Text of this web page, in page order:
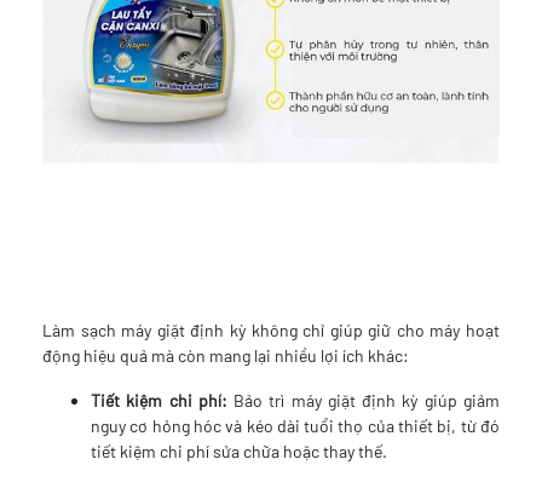
Làm sạch máy giặt định kỳ không chỉ giúp giữ cho máy hoạt
động hiệu quả mà còn mang lại nhiều lợi ích khác:
Tiết kiệm chi phí: Bảo trì máy giặt định kỳ giúp giảm
nguy cơ hỏng hóc và kéo dài tuổi thọ của thiết bị, từ đó
tiết kiệm chi phí sửa chữa hoặc thay thế.